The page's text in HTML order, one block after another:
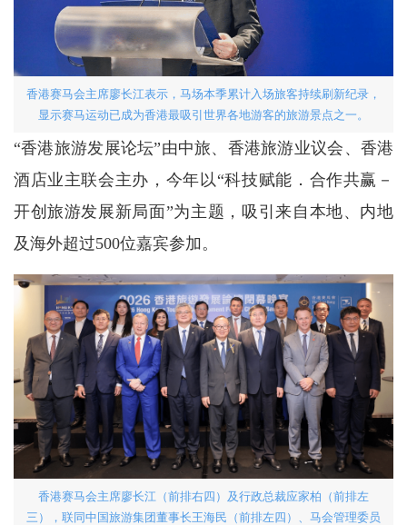
香港赛马会主席廖长江表示，马场本季累计入场旅客持续刷新纪录，
显示赛马运动已成为香港最吸引世界各地游客的旅游景点之一。
“香港旅游发展论坛”由中旅、香港旅游业议会、香港
酒店业主联会主办，今年以“科技赋能．合作共赢－
开创旅游发展新局面”为主题，吸引来自本地、内地
及海外超过500位嘉宾参加。
香港赛马会主席廖长江（前排右四）及行政总裁应家柏（前排左
三），联同中国旅游集团董事长王海民（前排左四）、马会管理委员